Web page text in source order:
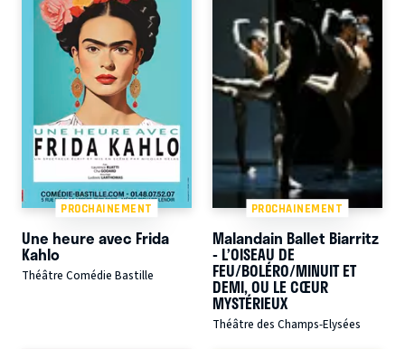
PROCHAINEMENT
Une heure avec Frida
Kahlo
Théâtre Comédie Bastille
PROCHAINEMENT
Malandain Ballet Biarritz
- L’OISEAU DE
FEU/BOLÉRO/MINUIT ET
DEMI, OU LE CŒUR
MYSTÉRIEUX
Théâtre des Champs-Elysées